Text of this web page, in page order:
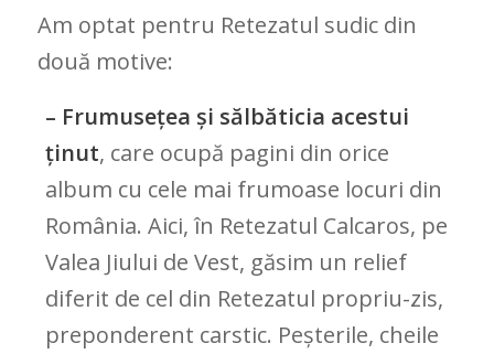
Am optat pentru Retezatul sudic din
două motive:
– Frumusețea și sălbăticia acestui
ținut, care ocupă pagini din orice
album cu cele mai frumoase locuri din
România. Aici, în Retezatul Calcaros, pe
Valea Jiului de Vest, găsim un relief
diferit de cel din Retezatul propriu-zis,
preponderent carstic. Peșterile, cheile